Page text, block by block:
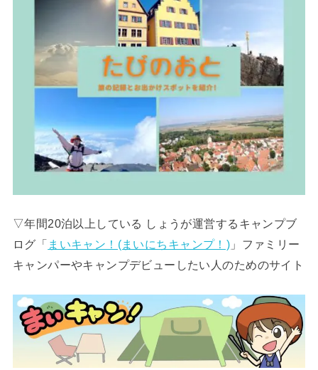
▽年間20泊以上している しょうが運営するキャンプブ
ログ「 まいキャン！(まいにちキャンプ！) 」ファミリー
キャンパーやキャンプデビューしたい人のためのサイト